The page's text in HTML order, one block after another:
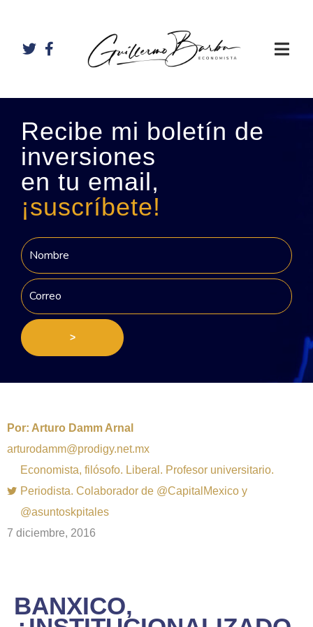
Recibe mi boletín de
inversiones
en tu email,
¡suscríbete!
>
Por: Arturo Damm Arnal
arturodamm@prodigy.net.mx
Economista, filósofo. Liberal. Profesor universitario.
Periodista. Colaborador de @CapitalMexico y
@asuntoskpitales
7 diciembre, 2016
BANXICO,